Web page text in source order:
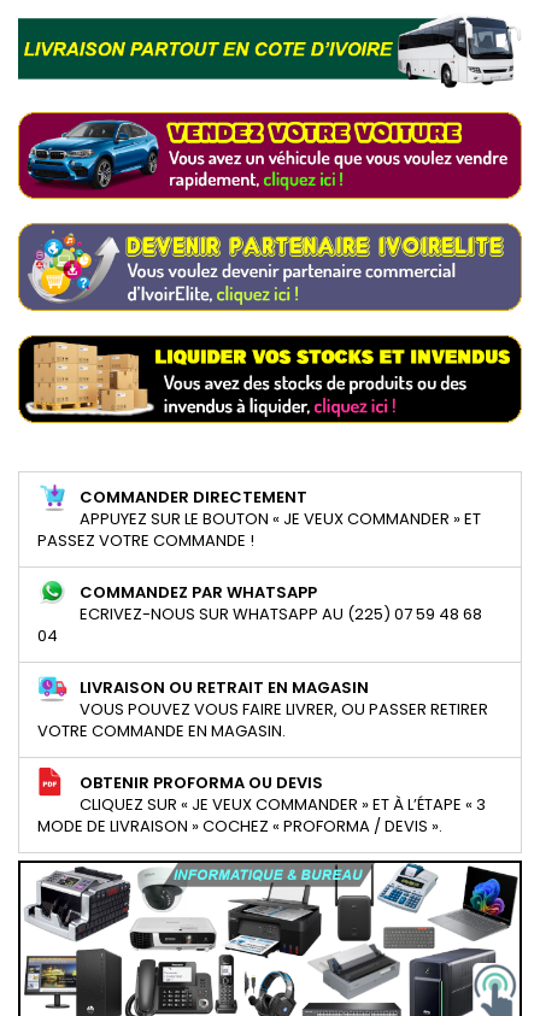
COMMANDER DIRECTEMENT
APPUYEZ SUR LE BOUTON « JE VEUX COMMANDER » ET
PASSEZ VOTRE COMMANDE !
COMMANDEZ PAR WHATSAPP
ECRIVEZ-NOUS SUR WHATSAPP AU (225) 07 59 48 68
04
LIVRAISON OU RETRAIT EN MAGASIN
VOUS POUVEZ VOUS FAIRE LIVRER, OU PASSER RETIRER
VOTRE COMMANDE EN MAGASIN.
OBTENIR PROFORMA OU DEVIS
CLIQUEZ SUR « JE VEUX COMMANDER » ET À L’ÉTAPE « 3
MODE DE LIVRAISON » COCHEZ « PROFORMA / DEVIS ».